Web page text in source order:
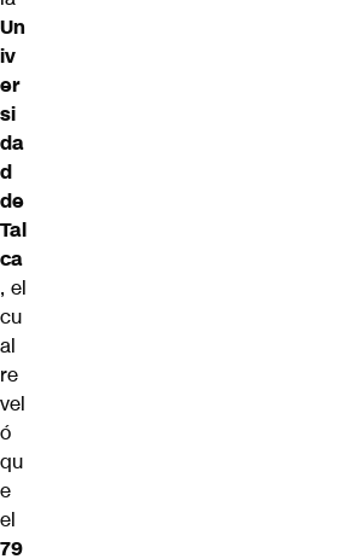
Un
iv
er
si
da
d
de
Tal
ca
, el
cu
al
re
vel
ó
qu
e
el
79